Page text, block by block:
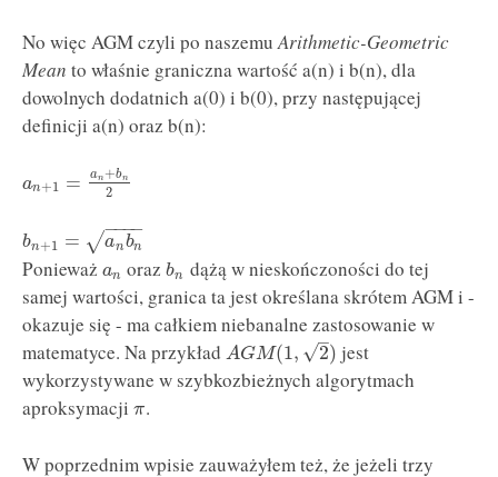
No więc AGM czyli po naszemuArithmetic-Geometric
Mean to właśnie graniczna wartość a(n) i b(n), dla
dowolnych dodatnich a(0) i b(0), przy następującej
definicji a(n) oraz b(n):
an+1 = an +bn
2
bn+1 = anbn
− −
−−
√
Ponieważ an orazbn dążą w nieskończoności do tej
samej wartości, granica ta jest określana skrótem AGM i -
okazuje się - ma całkiem niebanalne zastosowanie w
matematyce. Na przykład AGM(1, 2
–
√ ) jest
wykorzystywane w szybkozbieżnych algorytmach
aproksymacji π.
W poprzednim wpisie zauważyłem też, że jeżeli trzy